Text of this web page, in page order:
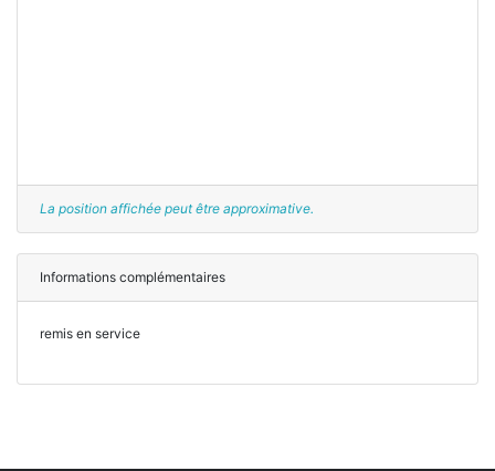
La position affichée peut être approximative.
Informations complémentaires
remis en service